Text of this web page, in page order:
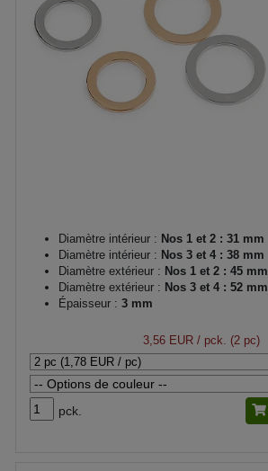
Diamètre intérieur : Nos 1 et 2 : 31 mm
Diamètre intérieur : Nos 3 et 4 : 38 mm
Diamètre extérieur : Nos 1 et 2 : 45 mm
Diamètre extérieur : Nos 3 et 4 : 52 mm
Épaisseur : 3 mm
3,56 EUR / pck. (2 pc)
pck.